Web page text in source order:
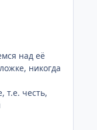
над её
никогда
т.е. честь,